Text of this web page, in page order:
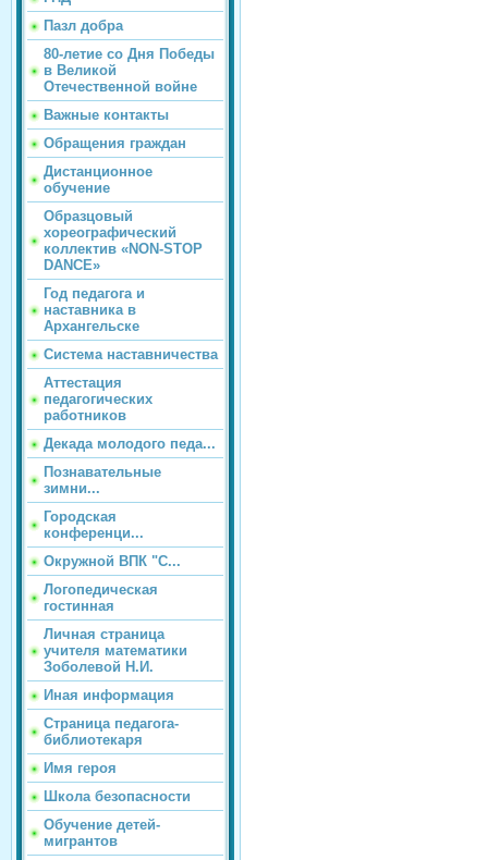
Пазл добра
80-летие со Дня Победы
в Великой
Отечественной войне
Важные контакты
Обращения граждан
Дистанционное
обучение
Образцовый
хореографический
коллектив «NON-STOP
DANCE»
Год педагога и
наставника в
Архангельске
Система наставничества
Аттестация
педагогических
работников
Декада молодого педа...
Познавательные
зимни...
Городская
конференци...
Окружной ВПК "С...
Логопедическая
гостинная
Личная страница
учителя математики
Зоболевой Н.И.
Иная информация
Страница педагога-
библиотекаря
Имя героя
Школа безопасности
Обучение детей-
мигрантов